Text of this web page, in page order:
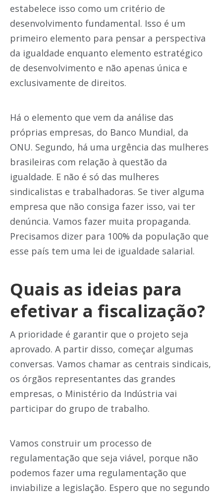
estabelece isso como um critério de
desenvolvimento fundamental. Isso é um
primeiro elemento para pensar a perspectiva
da igualdade enquanto elemento estratégico
de desenvolvimento e não apenas única e
exclusivamente de direitos.
Há o elemento que vem da análise das
próprias empresas, do Banco Mundial, da
ONU. Segundo, há uma urgência das mulheres
brasileiras com relação à questão da
igualdade. E não é só das mulheres
sindicalistas e trabalhadoras. Se tiver alguma
empresa que não consiga fazer isso, vai ter
denúncia. Vamos fazer muita propaganda.
Precisamos dizer para 100% da população que
esse país tem uma lei de igualdade salarial.
Quais as ideias para
efetivar a fiscalização?
A prioridade é garantir que o projeto seja
aprovado. A partir disso, começar algumas
conversas. Vamos chamar as centrais sindicais,
os órgãos representantes das grandes
empresas, o Ministério da Indústria vai
participar do grupo de trabalho.
Vamos construir um processo de
regulamentação que seja viável, porque não
podemos fazer uma regulamentação que
inviabilize a legislação. Espero que no segundo